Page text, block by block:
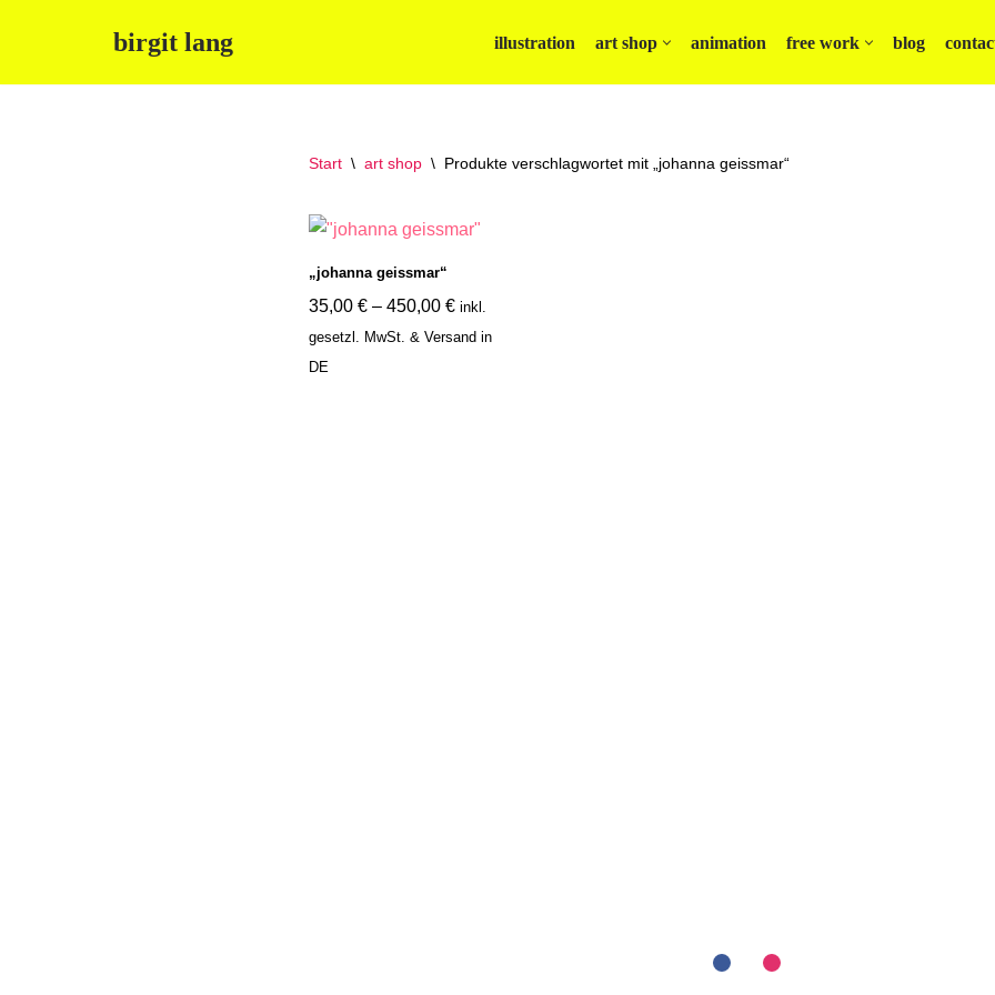
birgit lang illustration art shop animation free work blog
Start \ art shop \ Produkte verschlagwortet mit „johanna geissmar“
„johanna geissmar“
35,00 €– 450,00 € inkl.
gesetzl. MwSt. & Versand in
DE